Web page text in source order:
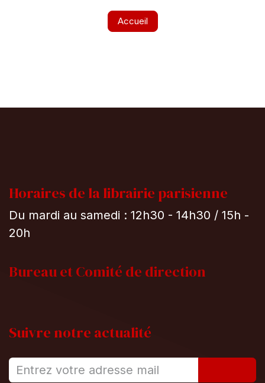
Accueil
Horaires de la librairie parisienne
Du mardi au samedi : 12h30 - 14h30 / 15h -
20h
Bureau etComité de direction
Suivre notre actualité